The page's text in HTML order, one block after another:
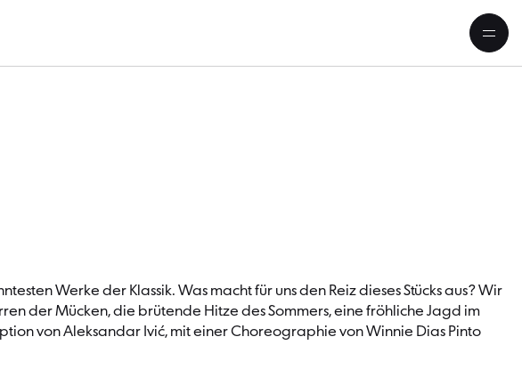
Werke der Klassik. Was macht für uns den Reiz dieses Stücks aus? Wir
der Mücken, die brütende Hitze des Sommers, eine fröhliche Jagd im
von Aleksandar Ivić, mit einer Choreographie von Winnie Dias Pinto